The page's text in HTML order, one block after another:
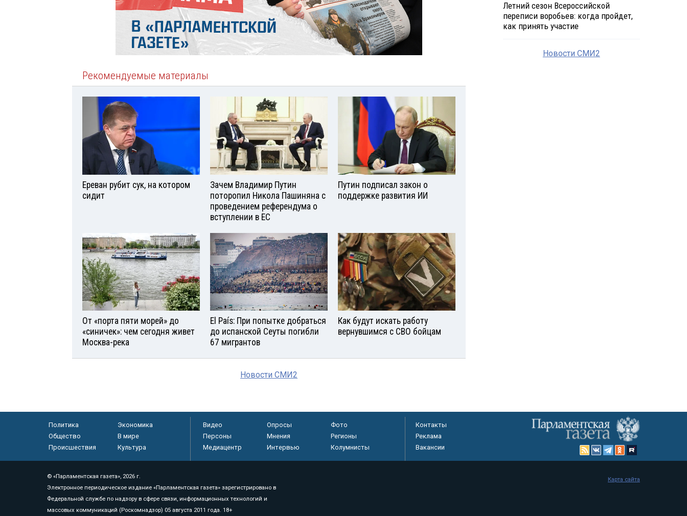
Рекомендуемые материалы
Ереван рубит сук, на котором
сидит
Зачем Владимир Путин
поторопил Никола Пашиняна с
проведением референдума о
вступлении в ЕС
Путин подписал закон о
поддержке развития ИИ
От «порта пяти морей» до
«синичек»: чем сегодня живет
Москва-река
El País: При попытке добраться
до испанской Сеуты погибли
67 мигрантов
Как будут искать работу
вернувшимся с СВО бойцам
Новости СМИ2
Летний сезон Всероссийской
переписи воробьев: когда пройдет,
как принять участие
Новости СМИ2
Политика
Экономика
Общество
В мире
Происшествия
Культура
Видео Опросы
Фото
Персоны
Мнения
Регионы
Медиацентр
Интервью Колумнисты
Контакты
Реклама
Вакансии
© «Парламентская газета», 2026 г.
Электронное периодическое издание «Парламентская газета» зарегистрировано в
Федеральной службе по надзору в сфере связи, информационных технологий и
массовых коммуникаций (Роскомнадзор) 05 августа 2011 года. 18+
Карта сайта